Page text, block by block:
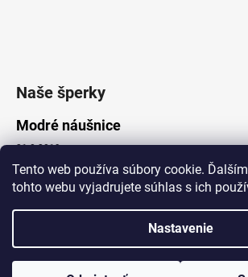
Tento web používa súbory cookie.
tohto webu vyjadrujete súhlas s ich
Nastavenie
www.Lotka.sk - najkrajšie šperky za dobré ceny.
Naše šperky
Modré náušnice
21.8.2019
Vytvoril Shoptet
Lotka.sk. Všetky
Upraviť nastavenie